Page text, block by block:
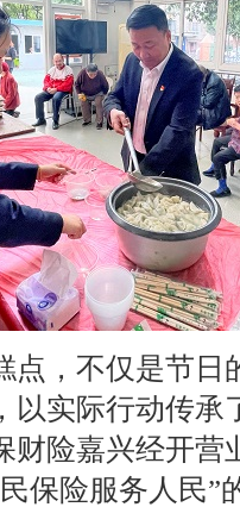
，不仅是节日
以实际行动传承
财险嘉兴经开营
保险服务人民”